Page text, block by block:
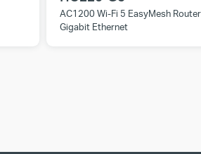
AC1200 Wi-Fi 5 EasyMesh Router
Gigabit Ethernet